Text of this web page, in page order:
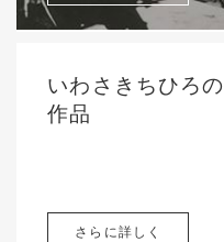
いわさきちひろの
作品
さらに詳しく